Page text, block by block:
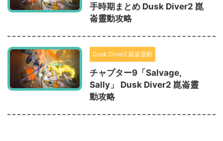
手時期まとめ Dusk Diver2 崑
崙靈動攻略
Dusk Diver2 崑崙靈動
チャプター9「Salvage,
Sally」 Dusk Diver2 崑崙靈
動攻略